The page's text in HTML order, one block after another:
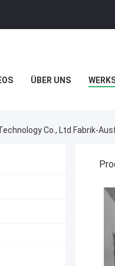
ÜBER UNS
Co., Ltd Fabrik-